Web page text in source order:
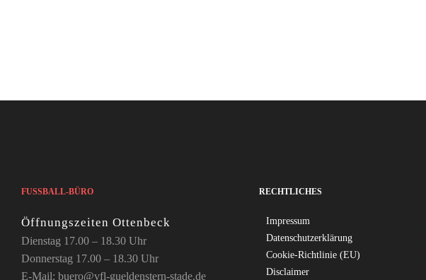
FUSSBALL-BÜRO
Öffnungszeiten Ottenbeck
Dienstag 17.00 – 18.30 Uhr
Donnerstag 17.00 – 18.30 Uhr
E-Mail: buero@vfl-gueldenstern-stade.de
RECHTLICHES
Impressum
Datenschutzerklärung
Cookie-Richtlinie (EU)
Disclaimer